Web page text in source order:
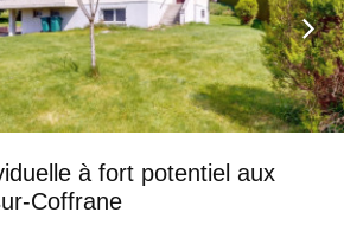
à fort potentiel aux
Coffrane